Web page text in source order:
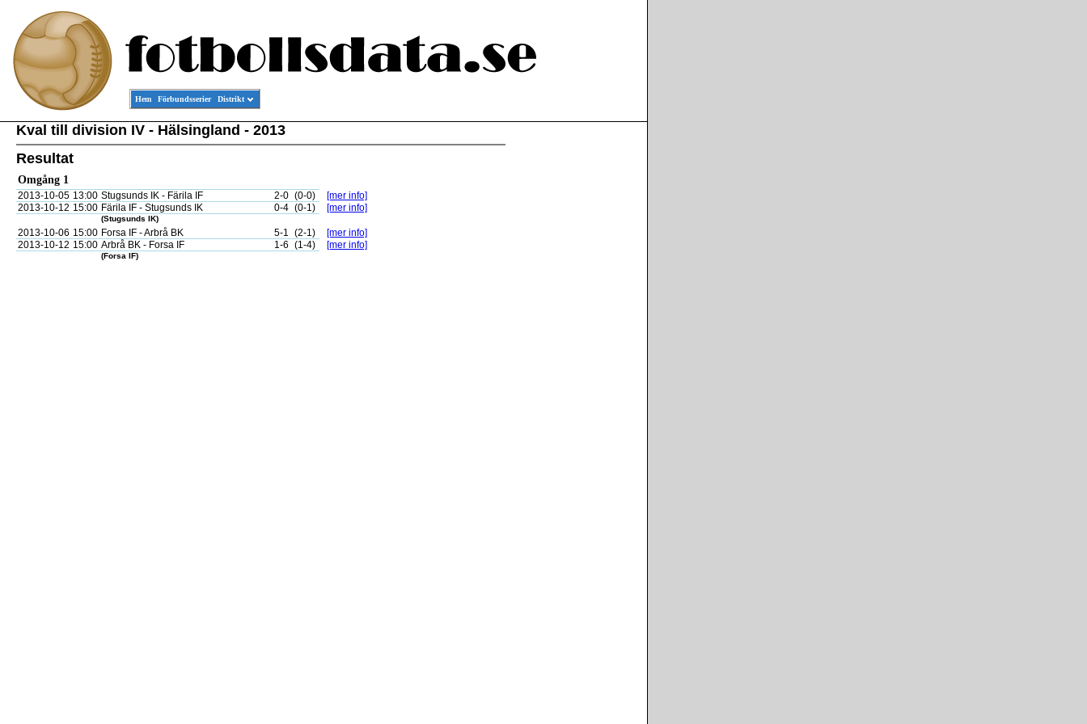
Hem Förbundsserier Distrikt
Kval till division IV - Hälsingland - 2013
Resultat
Omgång 1
2013-10-05 13:00 Stugsunds IK - Färila IF 2-0 (0-0)
[mer info]
2013-10-12 15:00 Färila IF - Stugsunds IK 0-4 (0-1) [mer info]
(Stugsunds IK)
2013-10-06 15:00 Forsa IF - Arbrå BK 5-1 (2-1)
[mer info]
2013-10-12 15:00 Arbrå BK - Forsa IF 1-6 (1-4) [mer info]
(Forsa IF)